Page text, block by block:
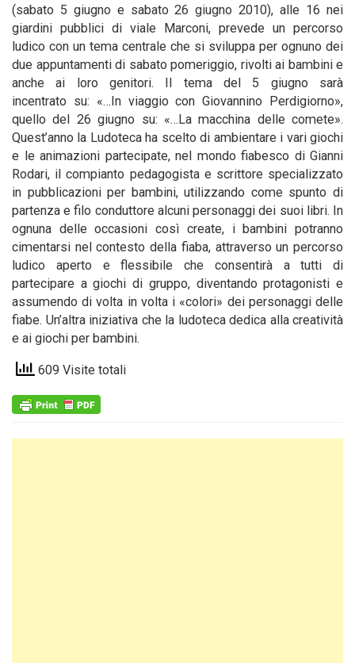
(sabato 5 giugno e sabato 26 giugno 2010), alle 16 nei
giardini pubblici di viale Marconi, prevede un percorso
ludico con un tema centrale che si sviluppa per ognuno dei
due appuntamenti di sabato pomeriggio, rivolti ai bambini e
anche ai loro genitori. Il tema del 5 giugno sarà
incentrato su: «…In viaggio con Giovannino Perdigiorno»,
quello del 26 giugno su: «…La macchina delle comete».
Quest’anno la Ludoteca ha scelto di ambientare i vari giochi
e le animazioni partecipate, nel mondo fiabesco di Gianni
Rodari, il compianto pedagogista e scrittore specializzato
in pubblicazioni per bambini, utilizzando come spunto di
partenza e filo conduttore alcuni personaggi dei suoi libri. In
ognuna delle occasioni così create, i bambini potranno
cimentarsi nel contesto della fiaba, attraverso un percorso
ludico aperto e flessibile che consentirà a tutti di
partecipare a giochi di gruppo, diventando protagonisti e
assumendo di volta in volta i «colori» dei personaggi delle
fiabe. Un’altra iniziativa che la ludoteca dedica alla creatività
e ai giochi per bambini.
609 Visite totali